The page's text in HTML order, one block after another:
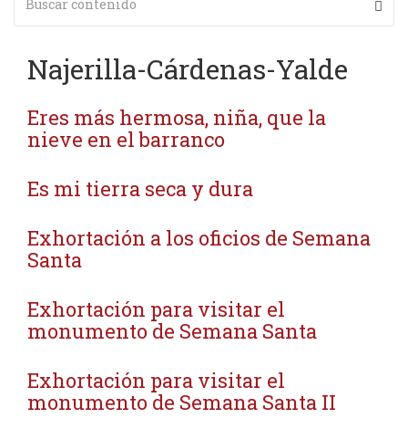
Najerilla-Cárdenas-Yalde
Eres más hermosa, niña, que la
nieve en el barranco
Es mi tierra seca y dura
Exhortación a los oficios de Semana
Santa
Exhortación para visitar el
monumento de Semana Santa
Exhortación para visitar el
monumento de Semana Santa II